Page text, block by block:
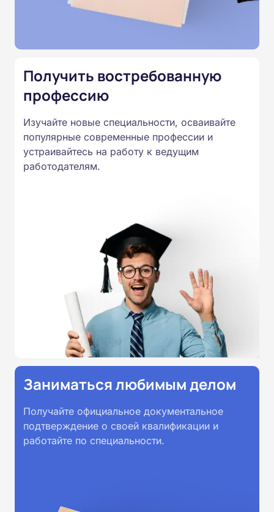
подтверждены лицензией
Министерства образования.
Приказом Минпросвещения
России от 14.07.2023 N 534 в
соответствии с Федеральными
государственными
образовательными стандартами
профессионального образования.
Удостоверения и дипломы о
Получить востребованную
профессию
Изучайте новые специальности, осваивайте
популярные современные профессии и
устраивайтесь на работу к ведущим
работодателям.
Заниматься любимым делом
Получайте официальное документальное
подтверждение о своей квалификации и
работайте по специальности.